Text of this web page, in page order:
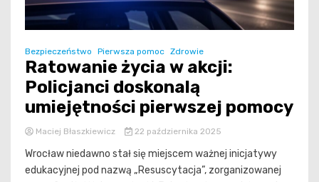
Bezpieczeństwo Pierwsza pomoc Zdrowie
Ratowanie życia w akcji:
Policjanci doskonalą
umiejętności pierwszej pomocy
Maciej Błaszkiewicz 22 października 2025
Wrocław niedawno stał się miejscem ważnej inicjatywy
edukacyjnej pod nazwą „Resuscytacja”, zorganizowanej